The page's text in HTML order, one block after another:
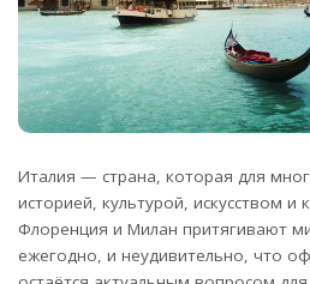
Италия — страна, которая для
историей, культурой, искусством и
Флоренция и Милан притягивают
ежегодно, и неудивительно, что